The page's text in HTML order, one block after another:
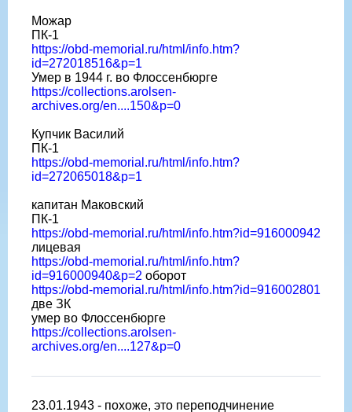
Можар
ПК-1
https://obd-memorial.ru/html/info.htm?
id=272018516&p=1
Умер в 1944 г. во Флоссенбюрге
https://collections.arolsen-
archives.org/en....150&p=0
Купчик Василий
ПК-1
https://obd-memorial.ru/html/info.htm?
id=272065018&p=1
капитан Маковский
ПК-1
https://obd-memorial.ru/html/info.htm?id=916000942
лицевая
https://obd-memorial.ru/html/info.htm?
id=916000940&p=2 оборот
https://obd-memorial.ru/html/info.htm?id=916002801
две ЗК
умер во Флоссенбюрге
https://collections.arolsen-
archives.org/en....127&p=0
23.01.1943 - похоже, это переподчинение